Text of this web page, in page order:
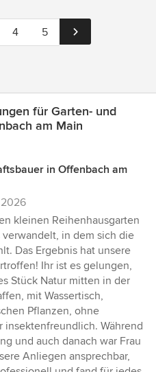
4 5
für Garten- und
am Main
in Offenbach am
kleinen Reihenhausgarten
verwandelt, in dem sich die
Das Ergebnis hat unsere
Ihr ist es gelungen,
Stück Natur mitten in der
mit Wassertisch,
Pflanzen, ohne
insektenfreundlich. Während
und auch danach war Frau
Anliegen ansprechbar,